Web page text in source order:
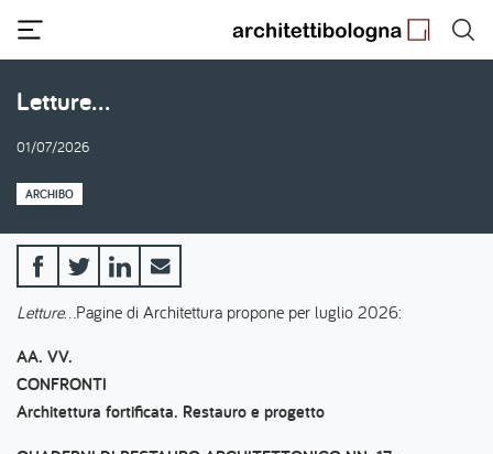
contenuto
principale
Letture…
01/07/2026
ARCHIBO
Letture…Pagine di Architettura propone per luglio 2026:
AA. VV.
CONFRONTI
Architettura fortificata. Restauro e progetto